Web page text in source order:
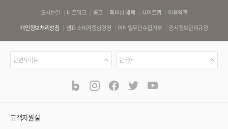
오시는길 네트워크 공고 멤버십 혜택 사이트맵
이용약관
개인정보처리방침
샘표 소비자중심경영 이메일무단수집거부 공시정보관리규정
관
련
관련사이트
언
어
한국어
널
blog instagramfacebook
twitter
고객지원실